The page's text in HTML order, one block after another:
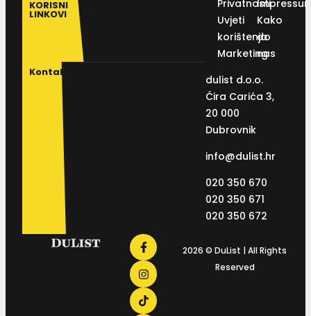
KORISNI
LINKOVI
Privatnosti
Uvjeti
korištenja
Marketing
Kako
do
nas
Kontakt
dulist d.o.o.
Ćira Carića 3,
20 000
Dubrovnik
info@dulist.hr
020 350 670
020 350 671
020 350 672
2026 © DuList | All Rights
Reserved